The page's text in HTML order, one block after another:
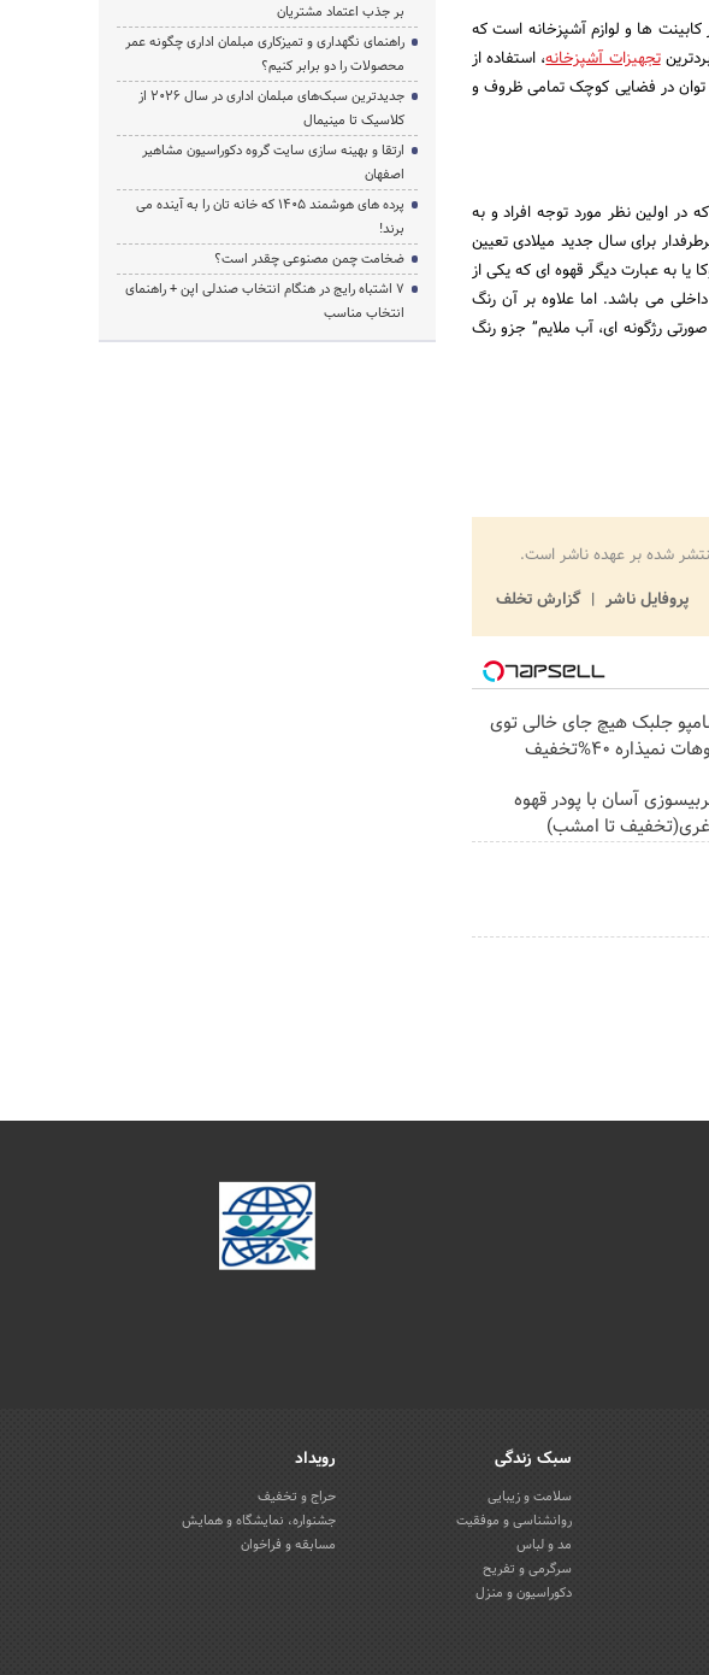
ها و لوازم آشپزخانه است که
تجهیزات آشپزخانه، استفاده از
در فضایی کوچک تمامی ظروف و
در اولین نظر مورد توجه افراد و به
برای سال جدید میلادی تعیین
به عبارت دیگر قهوه ای که یکی از
می باشد. اما علاوه بر آن رنگ
رژگونه ای، آب ملایم” جزو رنگ
شده بر عهده ناشر است.
پروفایل ناشر
گزارش تخلف
جلبک هیچ جای خالی توی
نمیذاره 40%تخفیف
آسان با پودر قهوه
تا امشب)
بر جذب اعتماد مشتریان
راهنمای نگهداری و تمیزکاری مبلمان اداری چگونه عمر
محصولات را دو برابر کنیم؟
جدیدترین سبک‌های مبلمان اداری در سال ۲۰۲۶ از
کلاسیک تا مینیمال
ارتقا و بهینه سازی سایت گروه دکوراسیون مشاهیر
اصفهان
پرده‌ های هوشمند ۱۴۰۵ که خانه‌ تان را به آینده می‌
برند!
ضخامت چمن مصنوعی چقدر است؟
۷ اشتباه رایج در هنگام انتخاب صندلی اپن + راهنمای
انتخاب مناسب
سبک زندگی
سلامت و زیبایی
روانشناسی و موفقیت
مد و لباس
سرگرمی و تفریح
دکوراسیون و منزل
رویداد
حراج و تخفیف
جشنواره، نمایشگاه و همایش
مسابقه و فراخوان